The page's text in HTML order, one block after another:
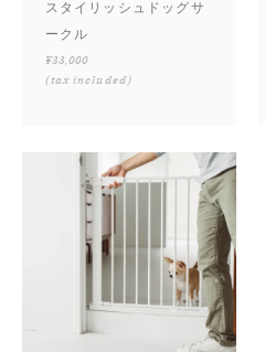
スタイリッシュドッグサ
ークル
¥33,000
(tax included)